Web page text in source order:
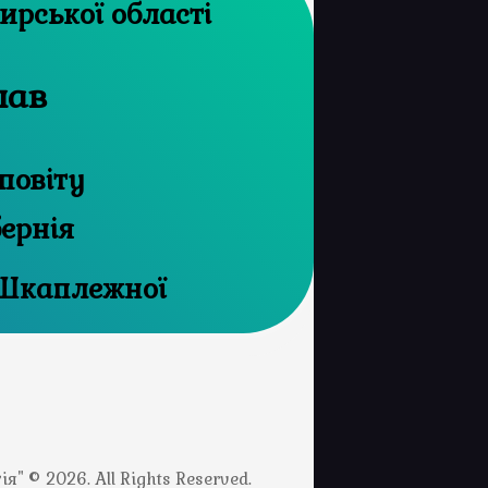
Житомирської області
© 2026. All Rights Reserved.